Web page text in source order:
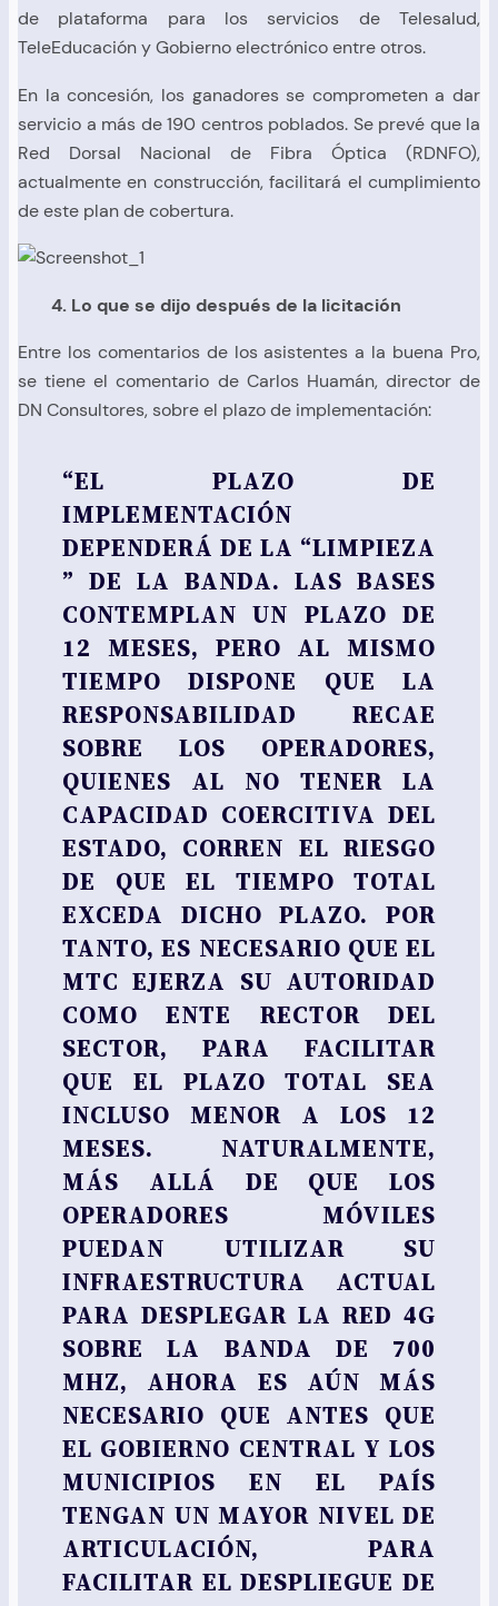
de plataforma para los servicios de Telesalud,
TeleEducación y Gobierno electrónico entre otros.
En la concesión, los ganadores se comprometen a dar
servicio a más de 190 centros poblados. Se prevé que la
Red Dorsal Nacional de Fibra Óptica (RDNFO),
actualmente en construcción, facilitará el cumplimiento
de este plan de cobertura.
4. Lo que se dijo después de la licitación
Entre los comentarios de los asistentes a la buena Pro,
se tiene el comentario de Carlos Huamán, director de
DN Consultores, sobre el plazo de implementación:
“EL PLAZO DE
IMPLEMENTACIÓN
DEPENDERÁ DE LA “LIMPIEZA
” DE LA BANDA. LAS BASES
CONTEMPLAN UN PLAZO DE
12 MESES, PERO AL MISMO
TIEMPO DISPONE QUE LA
RESPONSABILIDAD RECAE
SOBRE LOS OPERADORES,
QUIENES AL NO TENER LA
CAPACIDAD COERCITIVA DEL
ESTADO, CORREN EL RIESGO
DE QUE EL TIEMPO TOTAL
EXCEDA DICHO PLAZO. POR
TANTO, ES NECESARIO QUE EL
MTC EJERZA SU AUTORIDAD
COMO ENTE RECTOR DEL
SECTOR, PARA FACILITAR
QUE EL PLAZO TOTAL SEA
INCLUSO MENOR A LOS 12
MESES. NATURALMENTE,
MÁS ALLÁ DE QUE LOS
OPERADORES MÓVILES
PUEDAN UTILIZAR SU
INFRAESTRUCTURA ACTUAL
PARA DESPLEGAR LA RED 4G
SOBRE LA BANDA DE 700
MHZ, AHORA ES AÚN MÁS
NECESARIO QUE ANTES QUE
EL GOBIERNO CENTRAL Y LOS
MUNICIPIOS EN EL PAÍS
TENGAN UN MAYOR NIVEL DE
ARTICULACIÓN, PARA
FACILITAR EL DESPLIEGUE DE